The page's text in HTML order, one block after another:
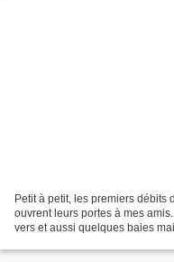
Petit à petit, les premiers débits
ouvrent leurs portes à mes
vers et aussi quelques baies